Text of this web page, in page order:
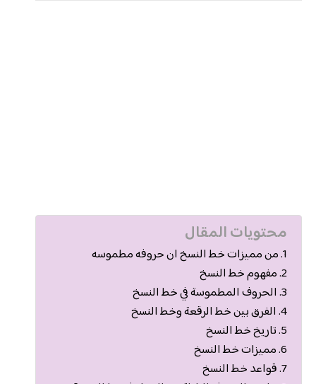
محتويات المقال
من مميزات خط النسخ ان حروفه مطموسه
مفهوم خط النسخ
الحروف المطموسة في خط النسخ
الفرق بين خط الرقعة وخط النسخ
تاريخ خط النسخ
مميزات خط النسخ
قواعد خط النسخ